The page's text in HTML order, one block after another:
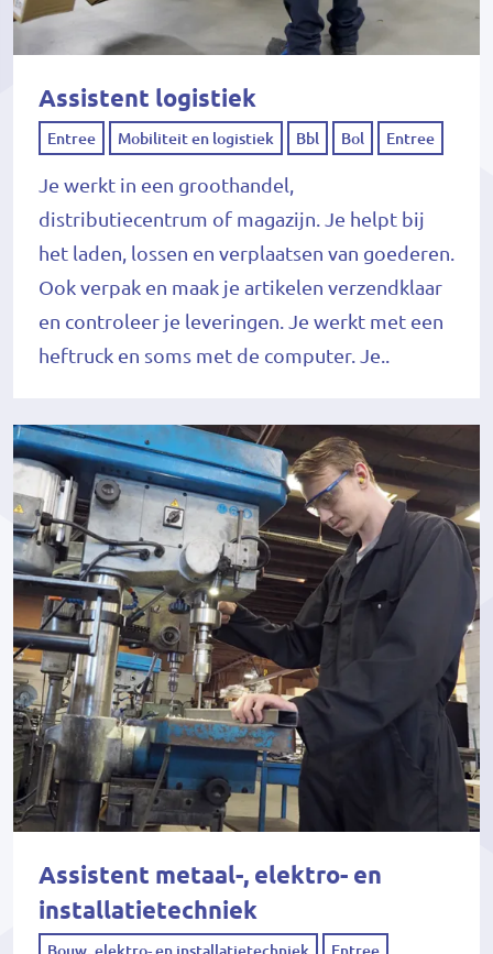
Assistent logistiek
Entree Mobiliteit en logistiek Bbl Bol Entree
Je werkt in een groothandel,
distributiecentrum of magazijn. Je helpt bij
het laden, lossen en verplaatsen van goederen.
Ook verpak en maak je artikelen verzendklaar
en controleer je leveringen. Je werkt met een
heftruck en soms met de computer. Je..
Assistent metaal-, elektro- en
installatietechniek
Bouw, elektro- en installatietechniek Entree